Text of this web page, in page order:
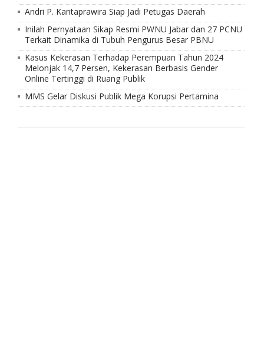
Andri P. Kantaprawira Siap Jadi Petugas Daerah
Inilah Pernyataan Sikap Resmi PWNU Jabar dan 27 PCNU
Terkait Dinamika di Tubuh Pengurus Besar PBNU
Kasus Kekerasan Terhadap Perempuan Tahun 2024
Melonjak 14,7 Persen, Kekerasan Berbasis Gender
Online Tertinggi di Ruang Publik
MMS Gelar Diskusi Publik Mega Korupsi Pertamina